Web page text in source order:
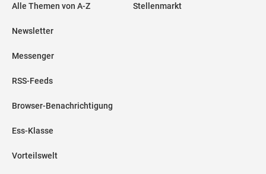
Alle Themen von A-Z
Newsletter
Messenger
RSS-Feeds
Browser-Benachrichtigung
Ess-Klasse
Vorteilswelt
Stellenmarkt